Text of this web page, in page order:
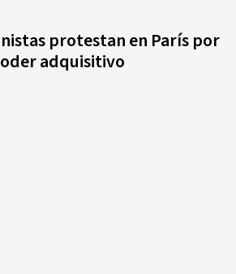
protestan en París por
adquisitivo